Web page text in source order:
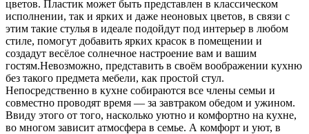
цветов. Пластик может быть представлен в классическом
исполнении, так и ярких и даже неоновых цветов, в связи с
этим такие стулья в идеале подойдут под интерьер в любом
стиле, помогут добавить ярких красок в помещении и
создадут весёлое солнечное настроение вам и вашим
гостям.Невозможно, представить в своём воображении кухню
без такого предмета мебели, как простой стул.
Непосредственно в кухне собираются все члены семьи и
совместно проводят время — за завтраком обедом и ужином.
Ввиду этого от того, насколько уютно и комфортно на кухне,
во многом зависит атмосфера в семье. А комфорт и уют, в